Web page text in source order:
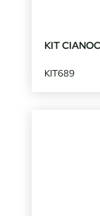
KIT
KIT689